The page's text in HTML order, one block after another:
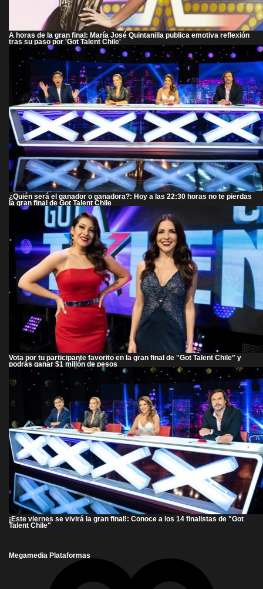
A horas de la gran final: María José Quintanilla publica emotiva reflexión
tras su paso por 'Got Talent Chile'
¿Quién será el ganador o ganadora?: Hoy a las 22:30 horas no te pierdas
la gran final de Got Talent Chile
Vota por tu participante favorito en la gran final de "Got Talent Chile" y
podrás ganar $1 millón de pesos
¡Este viernes se vivirá la gran final!: Conoce a los 14 finalistas de "Got
Talent Chile"
Megamedia Plataformas